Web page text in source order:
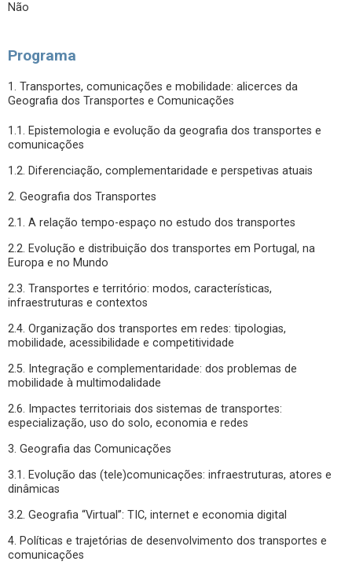
Não
Programa
1. Transportes, comunicações e mobilidade: alicerces da
Geografia dos Transportes e Comunicações
1.1. Epistemologia e evolução da geografia dos transportes e
comunicações
1.2. Diferenciação, complementaridade e perspetivas atuais
2. Geografia dos Transportes
2.1. A relação tempo-espaço no estudo dos transportes
2.2. Evolução e distribuição dos transportes em Portugal, na
Europa e no Mundo
2.3. Transportes e território: modos, características,
infraestruturas e contextos
2.4. Organização dos transportes em redes: tipologias,
mobilidade, acessibilidade e competitividade
2.5. Integração e complementaridade: dos problemas de
mobilidade à multimodalidade
2.6. Impactes territoriais dos sistemas de transportes:
especialização, uso do solo, economia e redes
3. Geografia das Comunicações
3.1. Evolução das (tele)comunicações: infraestruturas, atores e
dinâmicas
3.2. Geografia “Virtual”: TIC, internet e economia digital
4. Políticas e trajetórias de desenvolvimento dos transportes e
comunicações